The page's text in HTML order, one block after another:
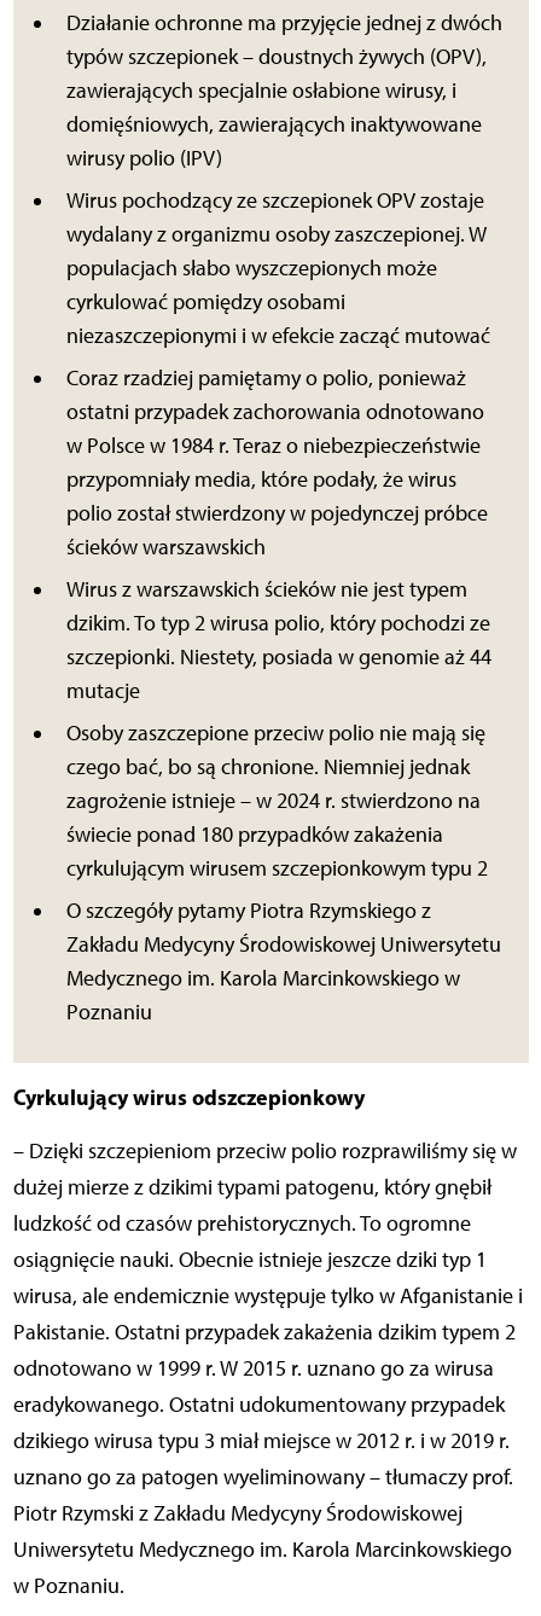
Działanie ochronne ma przyjęcie jednej z dwóch
typów szczepionek – doustnych żywych (OPV),
zawierających specjalnie osłabione wirusy, i
domięśniowych, zawierających inaktywowane
wirusy polio (IPV)
Wirus pochodzący ze szczepionek OPV zostaje
wydalany z organizmu osoby zaszczepionej. W
populacjach słabo wyszczepionych może
cyrkulować pomiędzy osobami
niezaszczepionymi i w efekcie zacząć mutować
Coraz rzadziej pamiętamy o polio, ponieważ
ostatni przypadek zachorowania odnotowano
w Polsce w 1984 r. Teraz o niebezpieczeństwie
przypomniały media, które podały, że wirus
polio został stwierdzony w pojedynczej próbce
ścieków warszawskich
Wirus z warszawskich ścieków nie jest typem
dzikim. To typ 2 wirusa polio, który pochodzi ze
szczepionki. Niestety, posiada w genomie aż 44
mutacje
Osoby zaszczepione przeciw polio nie mają się
czego bać, bo są chronione. Niemniej jednak
zagrożenie istnieje – w 2024 r. stwierdzono na
świecie ponad 180 przypadków zakażenia
cyrkulującym wirusem szczepionkowym typu 2
O szczegóły pytamy Piotra Rzymskiego z
Zakładu Medycyny Środowiskowej Uniwersytetu
Medycznego im. Karola Marcinkowskiego w
Poznaniu
Cyrkulujący wirus odszczepionkowy
– Dzięki szczepieniom przeciw polio rozprawiliśmy się w
dużej mierze z dzikimi typami patogenu, który gnębił
ludzkość od czasów prehistorycznych. To ogromne
osiągnięcie nauki. Obecnie istnieje jeszcze dziki typ 1
wirusa, ale endemicznie występuje tylko w Afganistanie i
Pakistanie. Ostatni przypadek zakażenia dzikim typem 2
odnotowano w 1999 r. W 2015 r. uznano go za wirusa
eradykowanego. Ostatni udokumentowany przypadek
dzikiego wirusa typu 3 miał miejsce w 2012 r. i w 2019 r.
uznano go za patogen wyeliminowany – tłumaczy prof.
Piotr Rzymski z Zakładu Medycyny Środowiskowej
Uniwersytetu Medycznego im. Karola Marcinkowskiego
w Poznaniu.